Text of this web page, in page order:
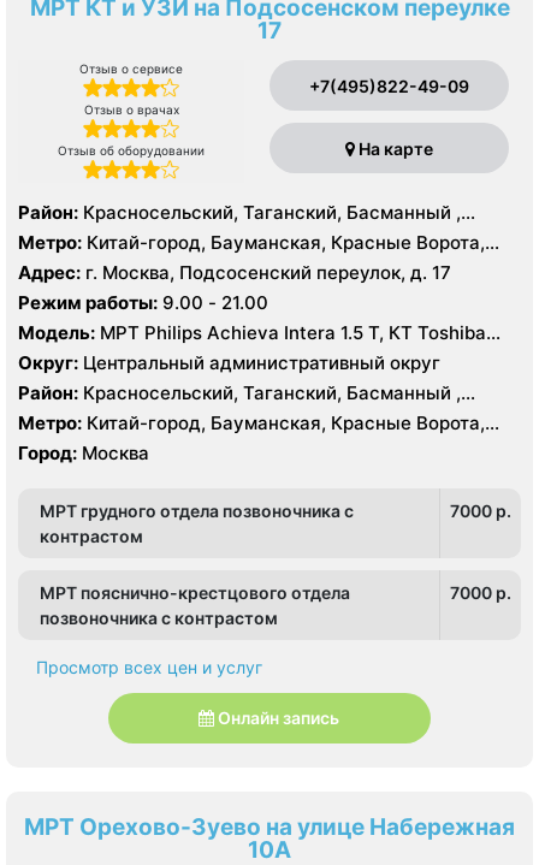
МРТ КТ и УЗИ на Подсосенском переулке
17
Отзыв о сервисе
Отзыв о врачах
Отзыв об оборудовании
+7(495)822-49-09
На карте
Район: Красносельский, Таганский, Басманный ,
Тверской
Метро: Китай-город, Бауманская, Красные Ворота,
Кузнецкий мост, Курская, Лубянка, Площадь Ильича,
Сретенский бульвар, Таганская, Чкаловская
Адрес: г. Москва, Подсосенский переулок, д. 17
Режим работы: 9.00 - 21.00
Модель: МРТ Philips Achieva Intera 1.5 T, КТ Toshiba
Aquilion CXL 128 срезов, УЗИ
Округ: Центральный административный округ
Район: Красносельский, Таганский, Басманный ,
Тверской
Метро: Китай-город, Бауманская, Красные Ворота,
Кузнецкий мост, Курская, Лубянка, Площадь Ильича,
Сретенский бульвар, Таганская, Чкаловская
Город: Москва
МРТ грудного отдела позвоночника с
контрастом
7000 p.
МРТ пояснично-крестцового отдела
позвоночника с контрастом
7000 p.
Просмотр всех цен и услуг
Онлайн запись
МРТ Орехово-Зуево на улице Набережная
10А